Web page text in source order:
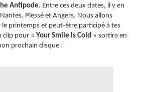
Antipode. Entre ces deux dates, il y en
Plessé et Angers. Nous allons
le printemps et peut-être participé à tes
clip pour « Your Smile Is Cold » sortira en
prochain disque !